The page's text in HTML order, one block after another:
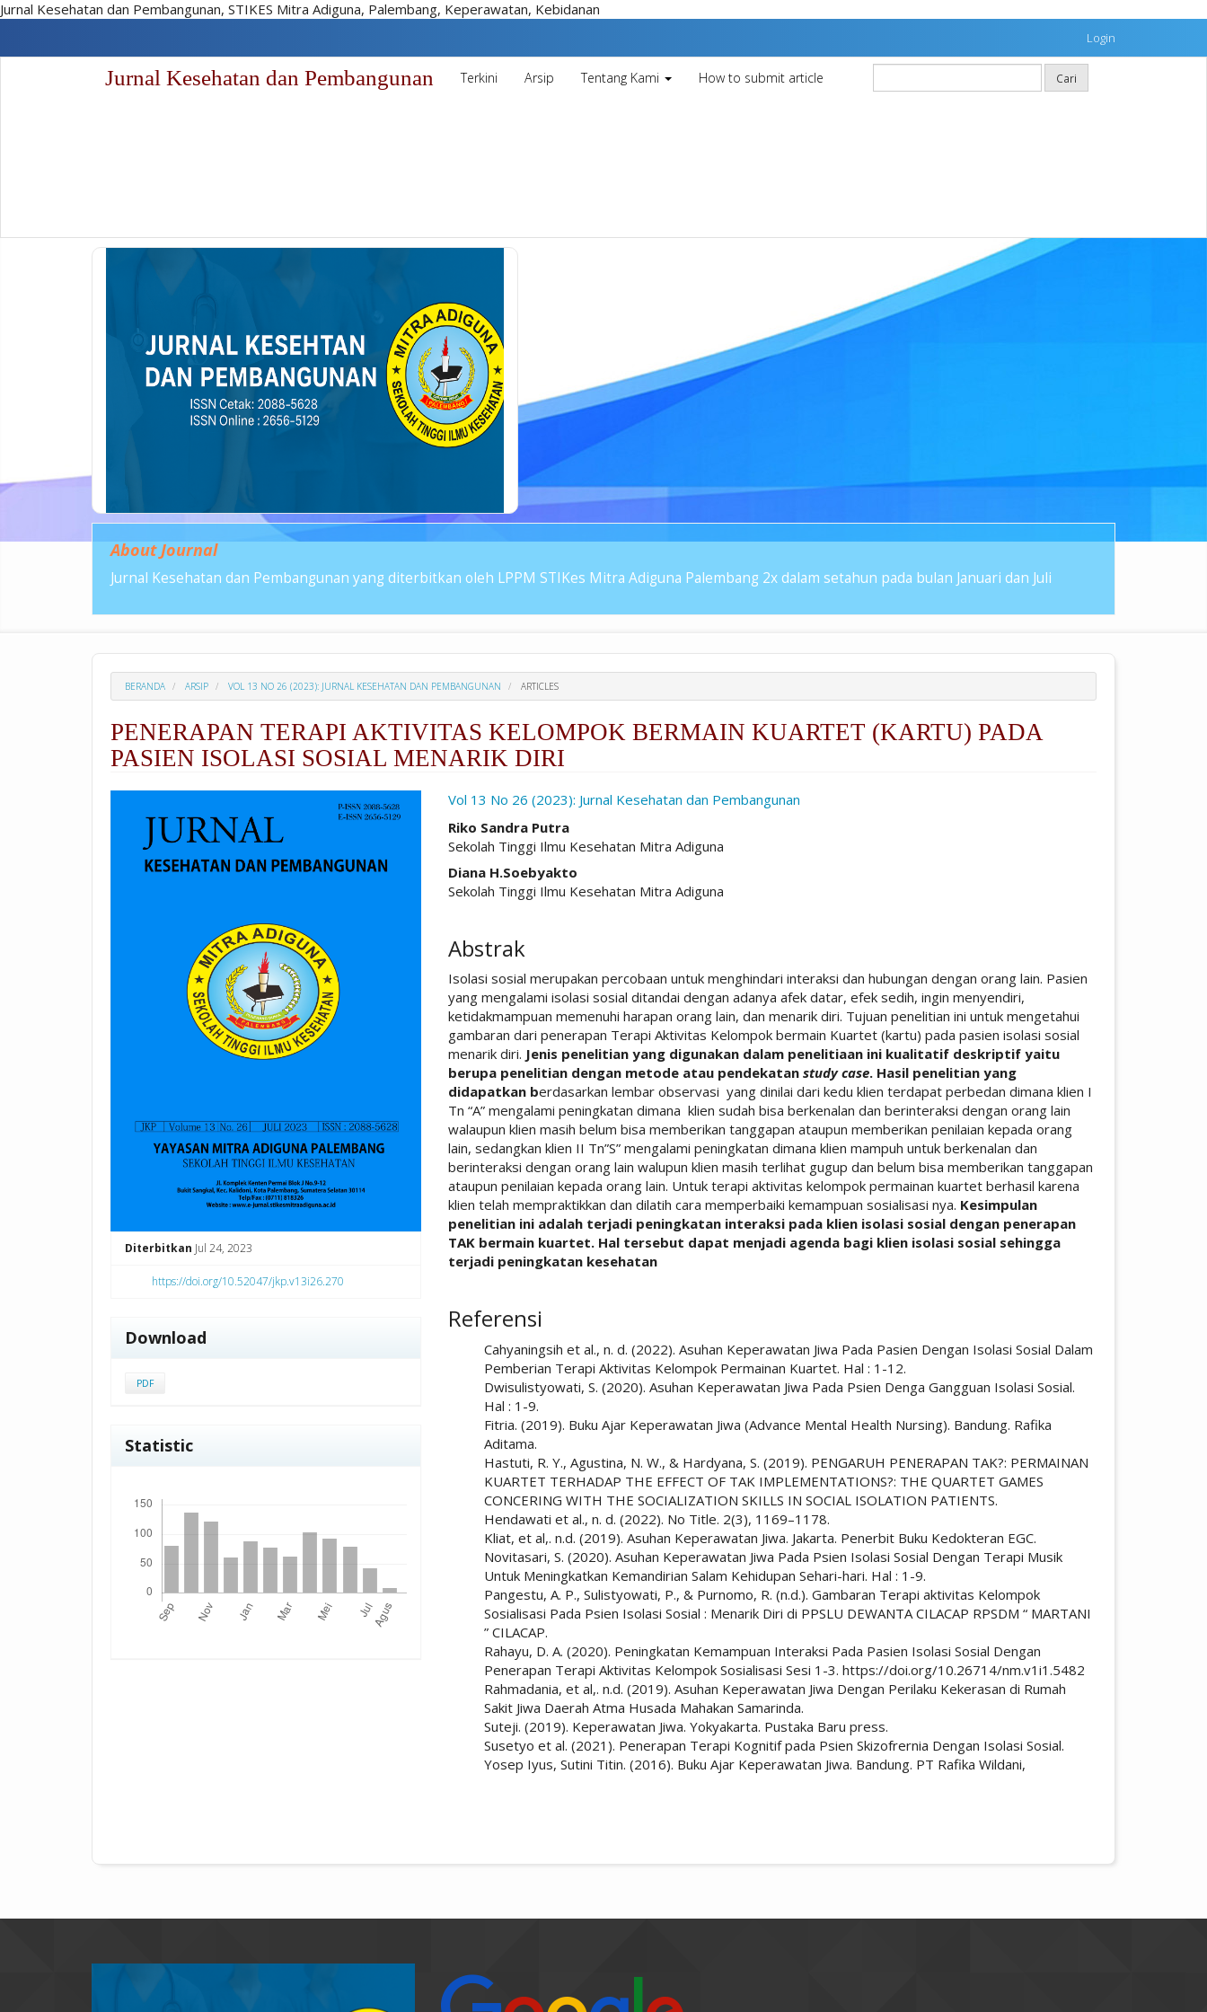
Jurnal Kesehatan dan Pembangunan, STIKES Mitra Adiguna, Palembang, Keperawatan, Kebidanan
Login
Jurnal Kesehatan dan Pembangunan Terkini Arsip Tentang Kami How to submit article Cari
About Journal
Jurnal Kesehatan dan Pembangunan yang diterbitkan oleh LPPM STIKes Mitra Adiguna Palembang 2x dalam setahun pada bulan Januari dan Juli
BERANDA ARSIP VOL 13 NO 26 (2023): JURNAL KESEHATAN DAN PEMBANGUNAN ARTICLES
PENERAPAN TERAPI AKTIVITAS KELOMPOK BERMAIN KUARTET (KARTU) PADA
PASIEN ISOLASI SOSIAL MENARIK DIRI
##plugins.themes.academic_pro.article.sidebar##
Diterbitkan Jul 24, 2023
https://doi.org/10.52047/jkp.v13i26.270
Download
PDF
Statistic
Vol 13 No 26 (2023): Jurnal Kesehatan dan Pembangunan
##plugins.themes.academic_pro.article.main##
Riko Sandra Putra
Sekolah Tinggi Ilmu Kesehatan Mitra Adiguna
Diana H.Soebyakto
Sekolah Tinggi Ilmu Kesehatan Mitra Adiguna
Abstrak
Isolasi sosial merupakan percobaan untuk menghindari interaksi dan hubungan dengan orang lain. Pasien
yang mengalami isolasi sosial ditandai dengan adanya afek datar, efek sedih, ingin menyendiri,
ketidakmampuan memenuhi harapan orang lain, dan menarik diri. Tujuan penelitian ini untuk mengetahui
gambaran dari penerapan Terapi Aktivitas Kelompok bermain Kuartet (kartu) pada pasien isolasi sosial
menarik diri. Jenis penelitian yang digunakan dalam penelitiaan ini kualitatif deskriptif yaitu
berupa penelitian dengan metode atau pendekatan study case. Hasil penelitian yang
didapatkan berdasarkan lembar observasi yang dinilai dari kedu klien terdapat perbedan dimana klien I
Tn “A” mengalami peningkatan dimana klien sudah bisa berkenalan dan berinteraksi dengan orang lain
walaupun klien masih belum bisa memberikan tanggapan ataupun memberikan penilaian kepada orang
lain, sedangkan klien II Tn”S” mengalami peningkatan dimana klien mampuh untuk berkenalan dan
berinteraksi dengan orang lain walupun klien masih terlihat gugup dan belum bisa memberikan tanggapan
ataupun penilaian kepada orang lain. Untuk terapi aktivitas kelompok permainan kuartet berhasil karena
klien telah mempraktikkan dan dilatih cara memperbaiki kemampuan sosialisasi nya. Kesimpulan
penelitian ini adalah terjadi peningkatan interaksi pada klien isolasi sosial dengan penerapan
TAK bermain kuartet. Hal tersebut dapat menjadi agenda bagi klien isolasi sosial sehingga
terjadi peningkatan kesehatan
##plugins.themes.academic_pro.article.details##
Referensi
Cahyaningsih et al., n. d. (2022). Asuhan Keperawatan Jiwa Pada Pasien Dengan Isolasi Sosial Dalam
Pemberian Terapi Aktivitas Kelompok Permainan Kuartet. Hal : 1-12.
Dwisulistyowati, S. (2020). Asuhan Keperawatan Jiwa Pada Psien Denga Gangguan Isolasi Sosial.
Hal : 1-9.
Fitria. (2019). Buku Ajar Keperawatan Jiwa (Advance Mental Health Nursing). Bandung. Rafika
Aditama.
Hastuti, R. Y., Agustina, N. W., & Hardyana, S. (2019). PENGARUH PENERAPAN TAK?: PERMAINAN
KUARTET TERHADAP THE EFFECT OF TAK IMPLEMENTATIONS?: THE QUARTET GAMES
CONCERING WITH THE SOCIALIZATION SKILLS IN SOCIAL ISOLATION PATIENTS.
Hendawati et al., n. d. (2022). No Title. 2(3), 1169–1178.
Kliat, et al,. n.d. (2019). Asuhan Keperawatan Jiwa. Jakarta. Penerbit Buku Kedokteran EGC.
Novitasari, S. (2020). Asuhan Keperawatan Jiwa Pada Psien Isolasi Sosial Dengan Terapi Musik
Untuk Meningkatkan Kemandirian Salam Kehidupan Sehari-hari. Hal : 1-9.
Pangestu, A. P., Sulistyowati, P., & Purnomo, R. (n.d.). Gambaran Terapi aktivitas Kelompok
Sosialisasi Pada Psien Isolasi Sosial : Menarik Diri di PPSLU DEWANTA CILACAP RPSDM “ MARTANI
” CILACAP.
Rahayu, D. A. (2020). Peningkatan Kemampuan Interaksi Pada Pasien Isolasi Sosial Dengan
Penerapan Terapi Aktivitas Kelompok Sosialisasi Sesi 1-3. https://doi.org/10.26714/nm.v1i1.5482
Rahmadania, et al,. n.d. (2019). Asuhan Keperawatan Jiwa Dengan Perilaku Kekerasan di Rumah
Sakit Jiwa Daerah Atma Husada Mahakan Samarinda.
Suteji. (2019). Keperawatan Jiwa. Yokyakarta. Pustaka Baru press.
Susetyo et al. (2021). Penerapan Terapi Kognitif pada Psien Skizofrernia Dengan Isolasi Sosial.
Yosep Iyus, Sutini Titin. (2016). Buku Ajar Keperawatan Jiwa. Bandung. PT Rafika Wildani,